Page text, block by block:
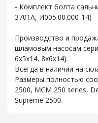
- Комплект болта
3701A, И005.00.000-14)
Производство и
шламовым насосам
6х5х14, 8х6х14).
Всегда в наличии на
Размеры полностью
2500, MCM 250 series,
Supreme 2500.